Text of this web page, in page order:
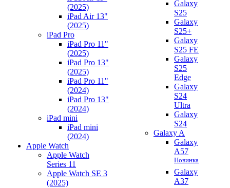
(2025)
iPad Air 13"
(2025)
iPad Pro
iPad Pro 11"
(2025)
iPad Pro 13"
(2025)
iPad Pro 11"
(2024)
iPad Pro 13"
(2024)
iPad mini
iPad mini
(2024)
Apple Watch
Apple Watch
Series 11
Apple Watch SE 3
(2025)
Galaxy
S25
Galaxy
S25+
Galaxy
S25 FE
Galaxy
S25
Edge
Galaxy
S24
Ultra
Galaxy
S24
Galaxy A
Galaxy
A57
Новинка
Galaxy
A37